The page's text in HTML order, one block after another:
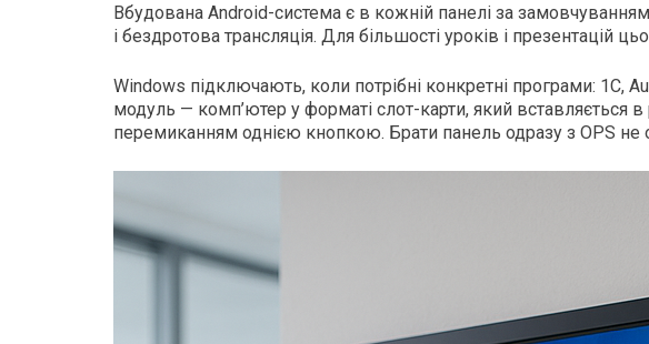
Вбудована Android-система є в кожній панелі за
і бездротова трансляція. Для більшості уроків і презентацій
Windows підключають, коли потрібні конкретні програми: 1С,
модуль — комп’ютер у форматі слот-карти, який вставляється
перемиканням однією кнопкою. Брати панель одразу з OPS не